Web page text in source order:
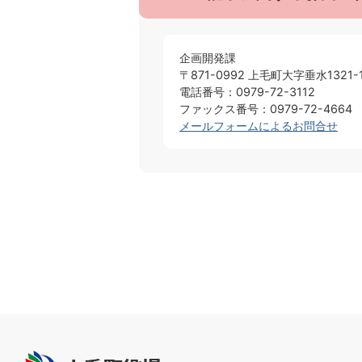
企画開発課
〒871-0992 上毛町大字垂水1321-
電話番号：0979-72-3112
ファックス番号：0979-72-4664
メールフォームによるお問合せ